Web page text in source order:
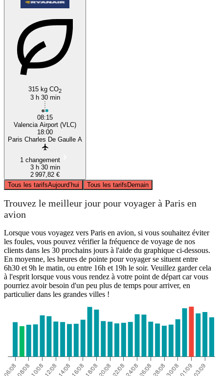
315 kg CO2
3 h 30 min
08:15
Valencia Airport (VLC)
18:00
Paris Charles De Gaulle A
1 changement
3 h 30 min
2 997,82 €
Tous les tarifsAujourd’hui Tous les tarifsDemain
Trouvez le meilleur jour pour voyager à Paris en
avion
Lorsque vous voyagez vers Paris en avion, si vous souhaitez éviter
les foules, vous pouvez vérifier la fréquence de voyage de nos
clients dans les 30 prochains jours à l'aide du graphique ci-dessous.
En moyenne, les heures de pointe pour voyager se situent entre
6h30 et 9h le matin, ou entre 16h et 19h le soir. Veuillez garder cela
à l'esprit lorsque vous vous rendez à votre point de départ car vous
pourriez avoir besoin d'un peu plus de temps pour arriver, en
particulier dans les grandes villes !